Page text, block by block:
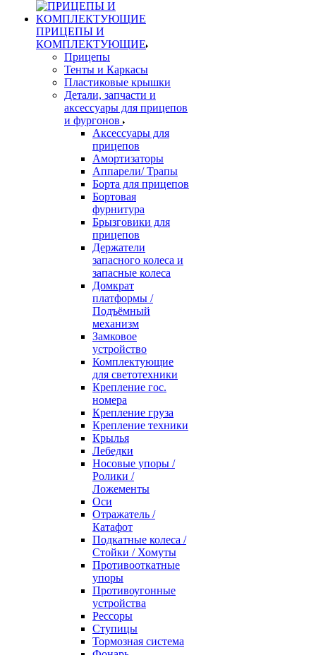
ПРИЦЕПЫ И
КОМПЛЕКТУЮЩИЕ
Прицепы
Тенты и Каркасы
Пластиковые крышки
Детали, запчасти и
аксессуары для прицепов
и фургонов
Аксессуары для
прицепов
Амортизаторы
Аппарели/ Трапы
Борта для прицепов
Бортовая
фурнитура
Брызговики для
прицепов
Держатели
запасного колеса и
запасные колеса
Домкрат
платформы /
Подъёмный
механизм
Замковое
устройство
Комплектующие
для светотехники
Крепление гос.
номера
Крепление груза
Крепление техники
Крылья
Лебедки
Носовые упоры /
Ролики /
Ложементы
Оси
Отражатель /
Катафот
Подкатные колеса /
Стойки / Хомуты
Противооткатные
упоры
Противоугонные
устройства
Рессоры
Ступицы
Тормозная система